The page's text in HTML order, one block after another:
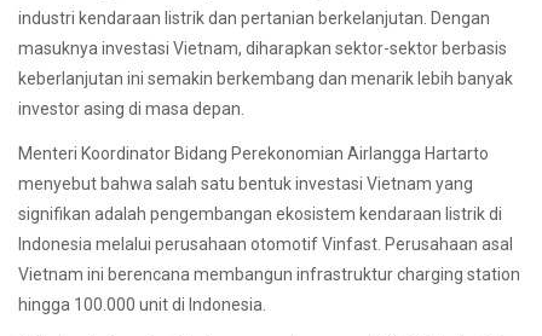
industri kendaraan listrik dan pertanian berkelanjutan. Dengan
masuknya investasi Vietnam, diharapkan sektor-sektor berbasis
keberlanjutan ini semakin berkembang dan menarik lebih banyak
investor asing di masa depan.
Menteri Koordinator Bidang Perekonomian Airlangga Hartarto
menyebut bahwa salah satu bentuk investasi Vietnam yang
signifikan adalah pengembangan ekosistem kendaraan listrik di
Indonesia melalui perusahaan otomotif Vinfast. Perusahaan asal
Vietnam ini berencana membangun infrastruktur charging station
hingga 100.000 unit di Indonesia.